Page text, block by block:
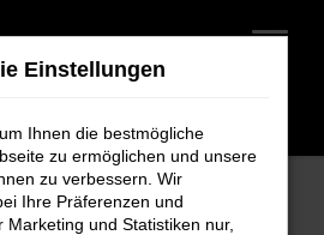
Škoda
Škoda Jahreswagen für
Einstellungen
Ihnen die bestmögliche
zu ermöglichen und unsere
zu verbessern. Wir
Ihre Präferenzen und
und Statistiken nur,